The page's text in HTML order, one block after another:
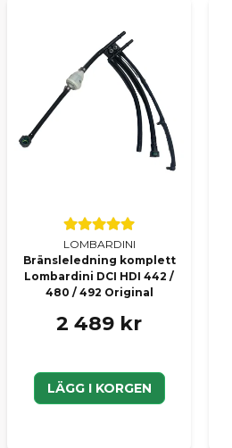
LOMBARDINI
Bränsleledning komplett
Lombardini DCI HDI 442 /
480 / 492 Original
2 489 kr
LÄGG I KORGEN